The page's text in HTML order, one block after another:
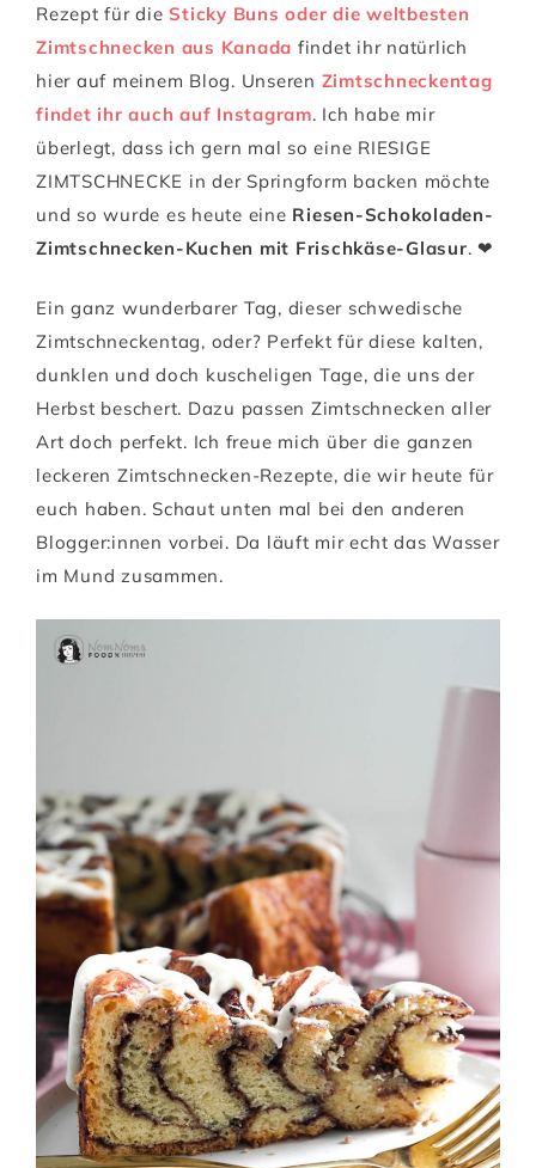
Rezept für dieSticky Buns oder die weltbesten
Zimtschnecken aus Kanada findet ihr natürlich
hier auf meinem Blog. Unseren Zimtschneckentag
findet ihr auch auf Instagram. Ich habe mir
überlegt, dass ich gern mal so eine RIESIGE
ZIMTSCHNECKE in der Springform backen möchte
und so wurde es heute eine Riesen-Schokoladen-
Zimtschnecken-Kuchen mit Frischkäse-Glasur. ❤
Ein ganz wunderbarer Tag, dieser schwedische
Zimtschneckentag, oder? Perfekt für diese kalten,
dunklen und doch kuscheligen Tage, die uns der
Herbst beschert. Dazu passen Zimtschnecken aller
Art doch perfekt. Ich freue mich über die ganzen
leckeren Zimtschnecken-Rezepte, die wir heute für
euch haben. Schaut unten mal bei den anderen
Blogger:innen vorbei. Da läuft mir echt das Wasser
im Mund zusammen.